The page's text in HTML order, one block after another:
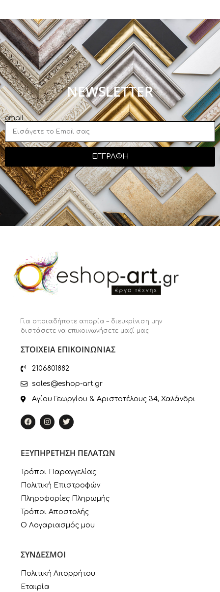
NEWSLETTER
email
ΕΓΓΡΑΦΗ
Για οποιαδήποτε απορία – διευκρίνιση μην
διστάσετε να επικοινωνήσετε μαζί μας
ΣΤΟΙΧΕΙΑ ΕΠΙΚΟΙΝΩΝΙΑΣ
2106801882
sales@eshop-art.gr
Αγίου Γεωργίου & Αριστοτέλους 34, Χαλάνδρι
ΕΞΥΠΗΡΕΤΗΣΗ ΠΕΛΑΤΩΝ
Τρόποι Παραγγελίας
Πολιτική Επιστροφών
Πληροφορίες Πληρωμής
Τρόποι Αποστολής
Ο Λογαριασμός μου
ΣΥΝΔΕΣΜΟΙ
Πολιτική Απορρήτου
Εταιρία